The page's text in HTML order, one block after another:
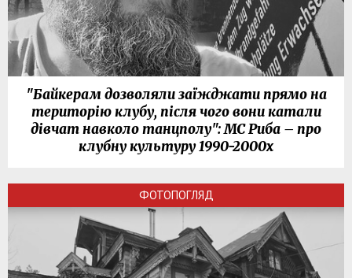
"Байкерам дозволяли заїжджати прямо на
територію клубу, після чого вони катали
дівчат навколо танцполу": МС Риба – про
клубну культуру 1990-2000х
ФОТОПОГЛЯД